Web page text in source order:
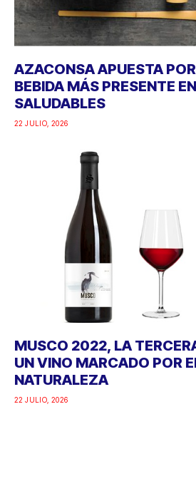
AZACONSA APUESTA
BEBIDA MÁS PRESENTE
SALUDABLES
22 JULIO, 2026
MUSCO 2022, LA
UN VINO MARCADO POR
NATURALEZA
22 JULIO, 2026